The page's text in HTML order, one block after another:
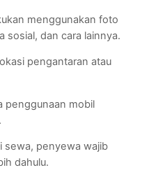
menggunakan foto
sosial, dan cara lainnya.
pengantaran atau
penggunaan mobil
sewa, penyewa wajib
dahulu.